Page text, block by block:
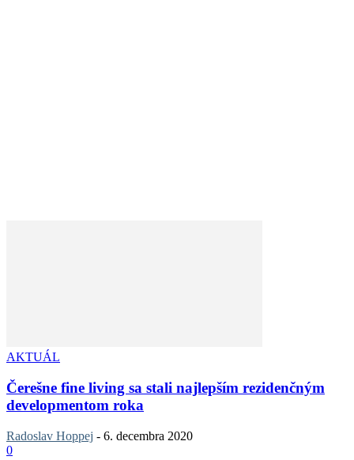
AKTUÁL
Čerešne fine living sa stali najlepším rezidenčným
developmentom roka
Radoslav Hoppej - 6. decembra 2020
0